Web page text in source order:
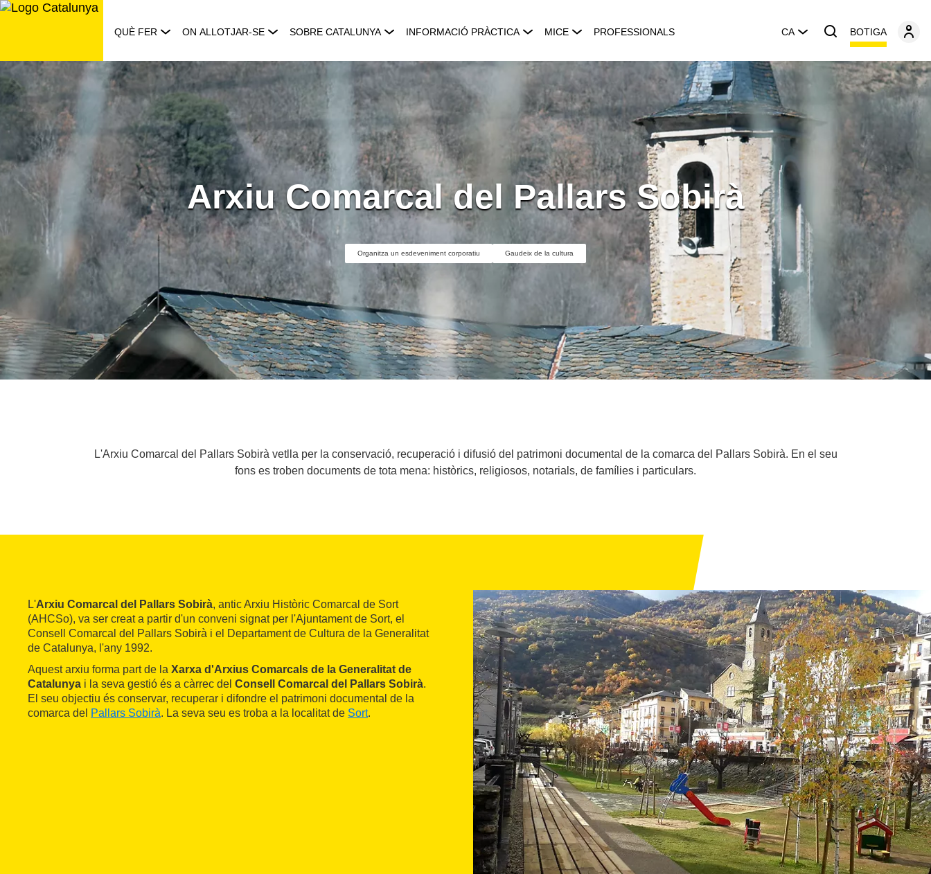
Saltar
QUÈ FER ON ALLOTJAR-SE SOBRE CATALUNYA INFORMACIÓ PRÀCTICA MICE PROFESSIONALS CA BOTIGA
Arxiu Comarcal del Pallars Sobirà
Organitza un esdeveniment corporatiu Gaudeix de la cultura
L'Arxiu Comarcal del Pallars Sobirà vetlla per la conservació, recuperació i difusió del patrimoni documental de la comarca del Pallars Sobirà. En el seu
fons es troben documents de tota mena: històrics, religiosos, notarials, de famílies i particulars.
L'Arxiu Comarcal del Pallars Sobirà, antic Arxiu Històric Comarcal de Sort
(AHCSo), va ser creat a partir d'un conveni signat per l'Ajuntament de Sort, el
Consell Comarcal del Pallars Sobirà i el Departament de Cultura de la Generalitat
de Catalunya, l'any 1992.
Aquest arxiu forma part de la Xarxa d'Arxius Comarcals de la Generalitat de
Catalunya i la seva gestió és a càrrec del Consell Comarcal del Pallars Sobirà.
El seu objectiu és conservar, recuperar i difondre el patrimoni documental de la
comarca del Pallars Sobirà. La seva seu es troba a la localitat de Sort.